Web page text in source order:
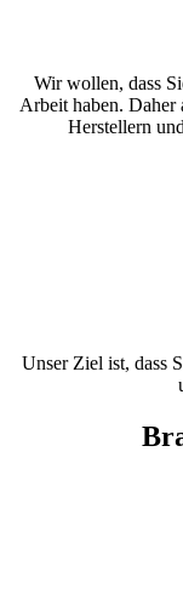
Wir wollen, dass
Arbeit haben.
Herstellern
Unser Ziel ist, dass